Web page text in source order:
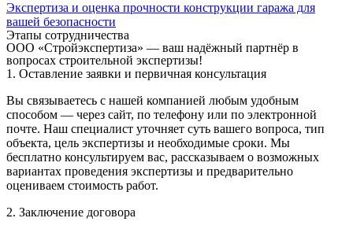
Экспертиза и оценка прочности конструкции гаража для
вашей безопасности
Этапы сотрудничества
ООО «Стройэкспертиза» — ваш надёжный партнёр в
вопросах строительной экспертизы!
1. Оставление заявки и первичная консультация
Вы связываетесь с нашей компанией любым удобным
способом — через сайт, по телефону или по электронной
почте. Наш специалист уточняет суть вашего вопроса, тип
объекта, цель экспертизы и необходимые сроки. Мы
бесплатно консультируем вас, рассказываем о возможных
вариантах проведения экспертизы и предварительно
оцениваем стоимость работ.
2. Заключение договора